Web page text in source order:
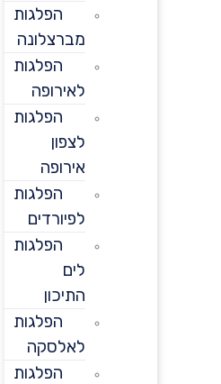
הפלגות
מברצלונה
הפלגות
לאירופה
הפלגות
אירופה
הפלגות
לפיורדים
הפלגות
התיכון
הפלגות
לאלסקה
הפלגות